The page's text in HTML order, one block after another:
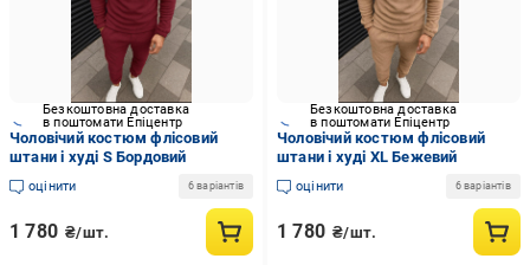
Безкоштовна доставка
в поштомати Епіцентр
Чоловічий костюм флісовий
штани і худі S Бордовий
оцінити 6 варіантів
1 780 ₴/шт.
Безкоштовна доставка
в поштомати Епіцентр
Чоловічий костюм флісовий
штани і худі XL Бежевий
оцінити 6 варіантів
1 780 ₴/шт.